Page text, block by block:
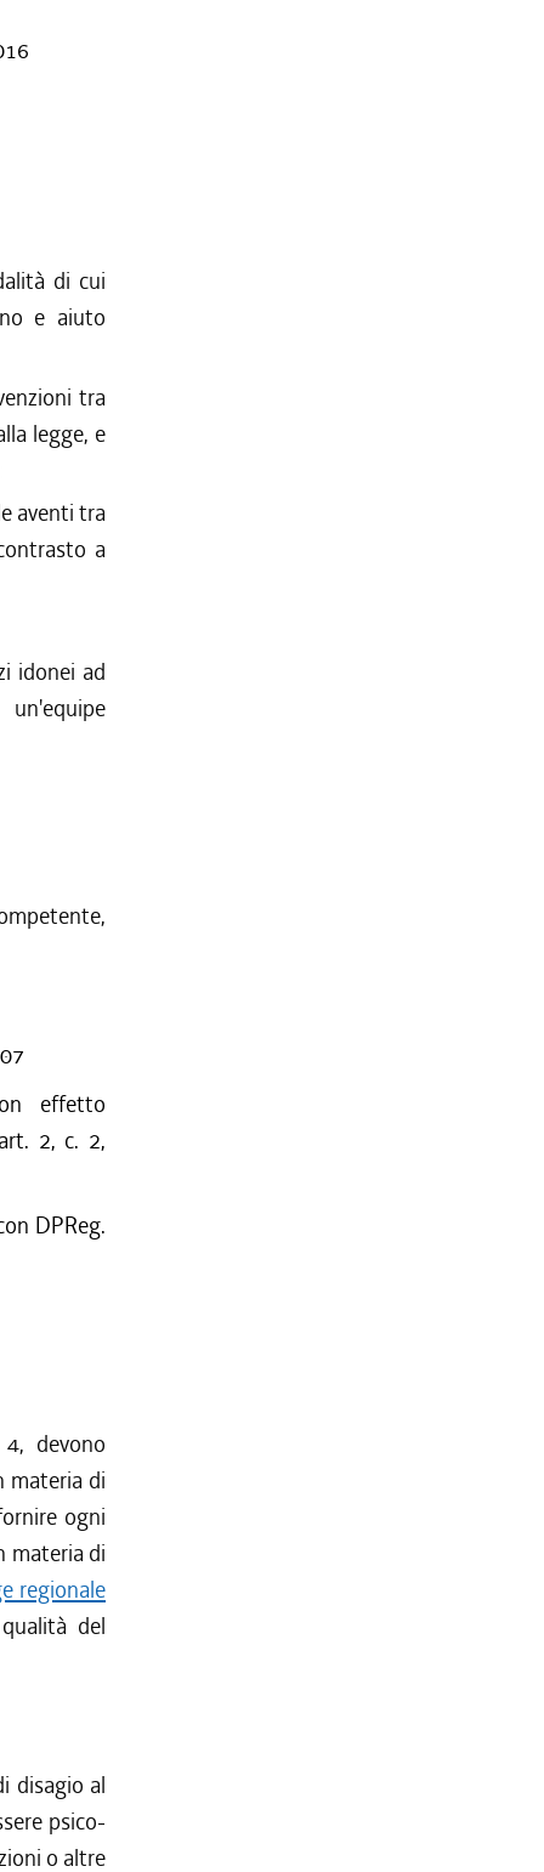
di cui
e aiuto
tra
legge, e
aventi tra
a
idonei ad
effetto
2, c. 2,
DPReg.
devono
materia di
ogni
materia di
regionale
qualità del
disagio al
psico-
o altre